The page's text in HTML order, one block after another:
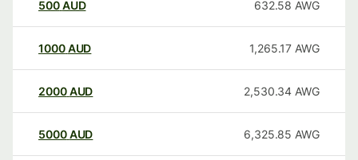
500AUD 632.58 AWG
1000AUD 1,265.17 AWG
2000AUD 2,530.34 AWG
5000AUD 6,325.85 AWG